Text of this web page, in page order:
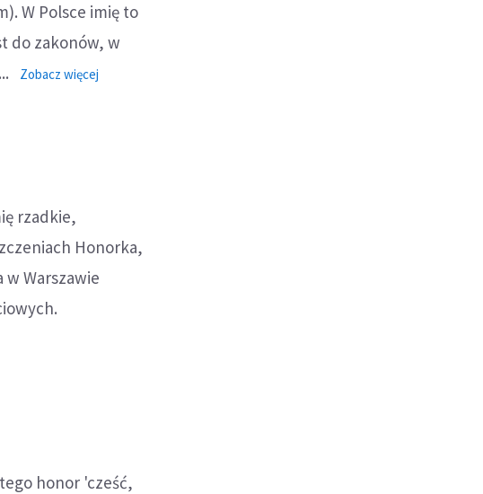
W Polsce imię to
do zakonów, w
Zobacz więcej
rzadkie,
Honorka,
w Warszawie
honor 'cześć,